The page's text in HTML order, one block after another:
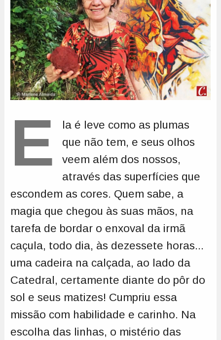
E
la é leve como as plumas
que não tem, e seus olhos
veem além dos nossos,
através das superfícies que
escondem as cores. Quem sabe, a
magia que chegou às suas mãos, na
tarefa de bordar o enxoval da irmã
caçula, todo dia, às dezessete horas...
uma cadeira na calçada, ao lado da
Catedral, certamente diante do pôr do
sol e seus matizes! Cumpriu essa
missão com habilidade e carinho. Na
escolha das linhas, o mistério das